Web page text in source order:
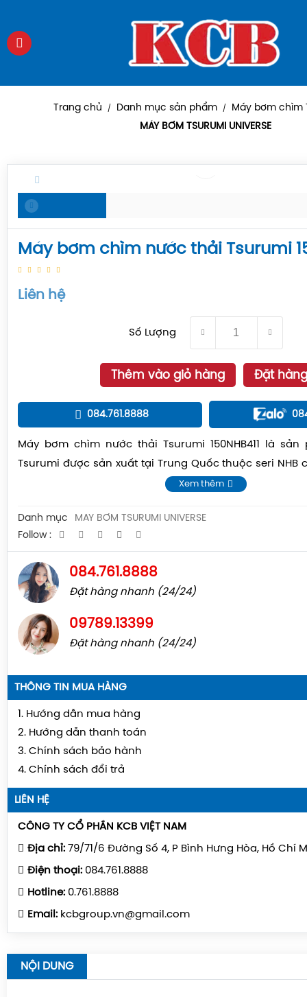
Trang chủ / Danh mục sản phẩm /
Máy bơm chìm
MÁY BƠM TSURUMI UNIVERSE
Máy bơm chìm nước thải Tsurumi
Liên hệ
Số Lượng
Thêm vào giỏ hàng Đặt hàng
084.761.8888
Máy bơm chìm nước thải Tsurumi 150NHB411 là
Tsurumi được sản xuất tại Trung Quốc thuộc seri NHB
thụ điện là 11kw và họng xả 150 đáp ứng được các
Xem thêm
Danh mục
MÁY BƠM TSURUMI UNIVERSE
Follow :
084.761.8888
Đặt hàng nhanh (24/24)
09789.13399
Đặt hàng nhanh (24/24)
THÔNG TIN MUA HÀNG
1. Hướng dẫn mua hàng
2. Hướng dẫn thanh toán
3. Chính sách bảo hành
4. Chính sách đổi trả
LIÊN HỆ
CÔNG TY CỔ PHẦN KCB VIỆT NAM
Địa chỉ: 79/71/6 Đường Số 4, P Bình Hưng Hòa, Hồ Chí
Điện thoại: 084.761.8888
Hotline: 0.761.8888
Email: kcbgroup.vn@gmail.com
NỘI DUNG